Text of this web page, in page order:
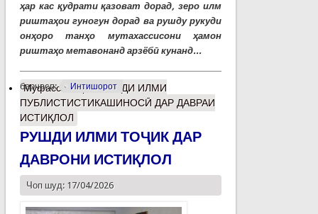
ҳар кас қудрати қазоват дорад, зеро илм
риштаҳои гуногун дорад ва рушду рукуди
онҳоро танҳо мутахассисони ҳамон
риштаҳо метавонанд арзёбӣ кунанд...
барчасп: Интишорот
Муфассалтаро РУШДИ ИЛМИ
ПУБЛИСТИСТИКАШИНОСӢ ДАР ДАВРАИ
ИСТИҚЛОЛ
РУШДИ ИЛМИ ТОҶИК ДАР
ДАВРОНИ ИСТИҚЛОЛ
Чоп шуд: 17/04/2026